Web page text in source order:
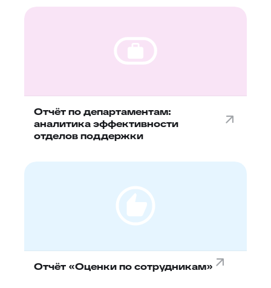
Отчёт по департаментам:
аналитика эффективности
отделов поддержки
Отчёт «Оценки по сотрудникам»